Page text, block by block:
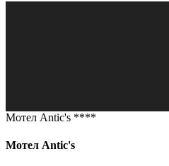
Мотел Antic's ****
Мотел Antic's